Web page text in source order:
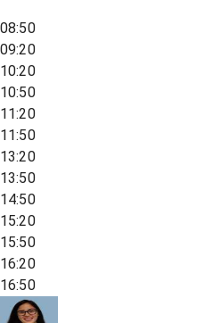
08:50
09:20
10:20
10:50
11:20
11:50
13:20
13:50
14:50
15:20
15:50
16:20
16:50